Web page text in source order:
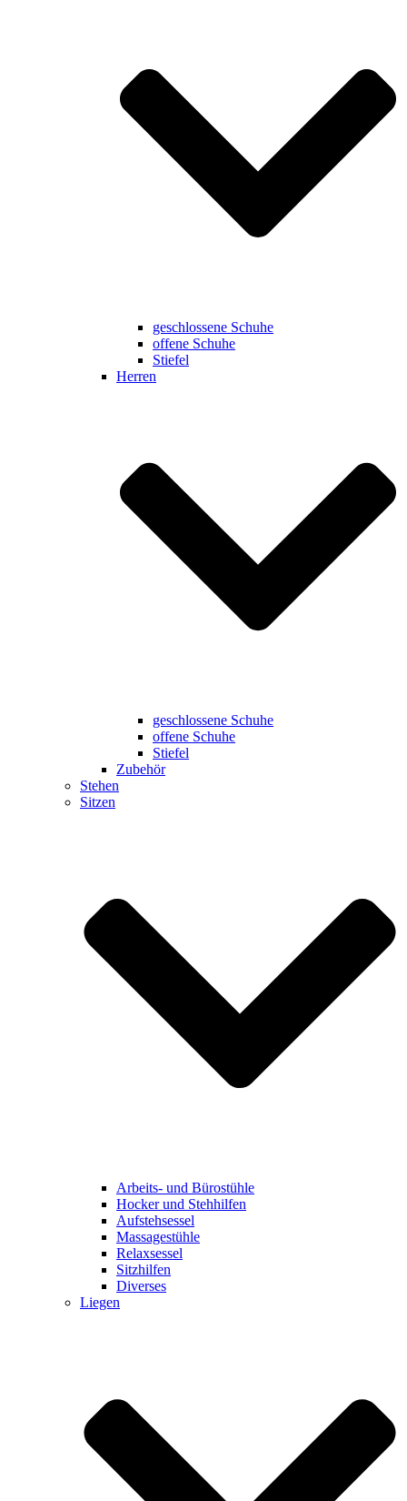
geschlossene Schuhe
offene Schuhe
Stiefel
Herren
geschlossene Schuhe
offene Schuhe
Stiefel
Zubehör
Stehen
Sitzen
Arbeits- und Bürostühle
Hocker und Stehhilfen
Aufstehsessel
Massagestühle
Relaxsessel
Sitzhilfen
Diverses
Liegen